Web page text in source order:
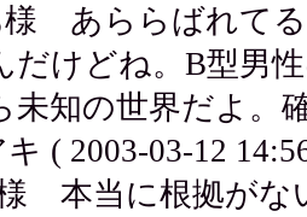
あららばれてる
だけどね。B型男
未知の世界だよ。
( 2003-03-12
本当に根拠がな